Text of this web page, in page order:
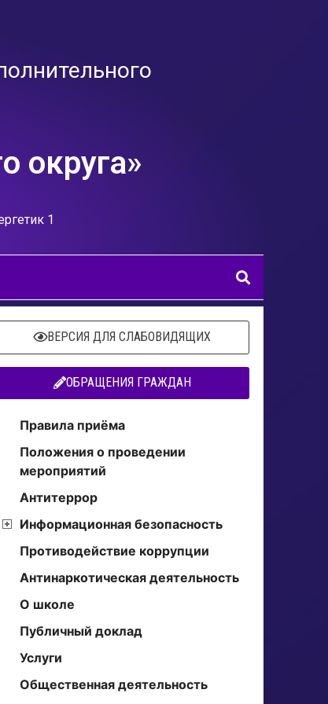
округа»
1
ВЕРСИЯ ДЛЯ СЛАБОВИДЯЩИХ
ОБРАЩЕНИЯ ГРАЖДАН
Правила приёма
Положения о проведении
мероприятий
Антитеррор
Информационная безопасность
Противодействие коррупции
Антинаркотическая деятельность
О школе
Публичный доклад
Услуги
Общественная деятельность